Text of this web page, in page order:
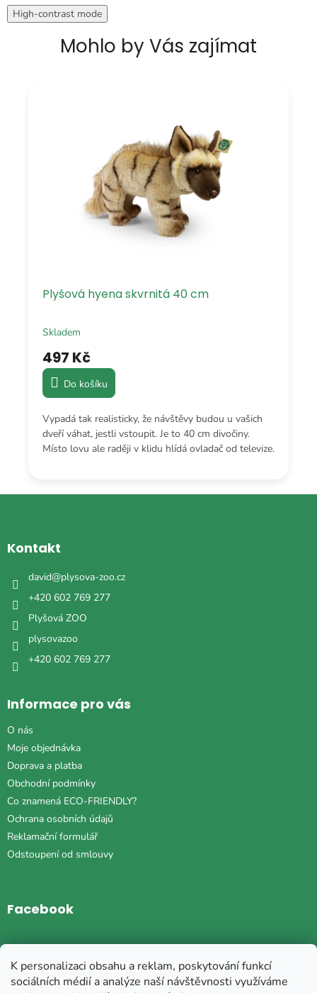
K personalizaci obsahu a reklam, poskytování funkcí
sociálních médií a analýze naší návštěvnosti využíváme
High-contrast mode
Mohlo by Vás zajímat
Plyšová hyena skvrnitá 40 cm
Skladem
497 Kč
Do košíku
Vypadá tak realisticky, že návštěvy budou u vašich
dveří váhat, jestli vstoupit. Je to 40 cm divočiny.
Místo lovu ale raději v klidu hlídá ovladač od televize.
Z
aKontakt
david@plysova-zoo.cz
+420 602 769 277
Plyšová ZOO
plysovazoo
+420 602 769 277
Informace pro vás
O nás
Moje objednávka
Doprava a platba
Obchodní podmínky
Co znamená ECO-FRIENDLY?
Ochrana osobních údajů
Reklamační formulář
Odstoupení od smlouvy
Facebook
Instagram